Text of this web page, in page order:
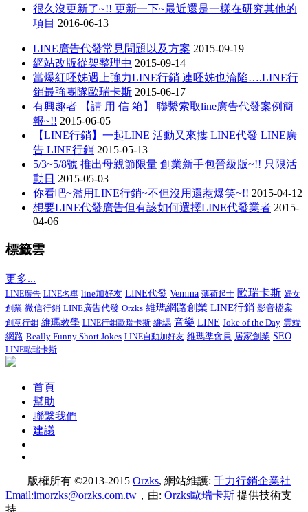
很久沒更新了~!! 更新一下~最近還是一樣在研究其他的
項目 2016-06-13
LINE廣告代發常見問題以及方案 2015-09-19
網站改版從架整理中 2015-09-14
當爆紅呸姊遇上強力LINE行銷 連呸姊也淪陷….LINE行
銷最強團隊歐瑞卡斯 2015-06-17
有興趣者 【請 用 信 箱】 聯繫索取line廣告代發案例簡
報~!! 2015-06-05
【LINE行銷】一起LINE 活動又來摟 LINE代發 LINE廣
告 LINE行銷 2015-05-13
5/3~5/8號 推出母親節限量 創業新手包晉級版~!! 只限活
動日 2015-05-03
你看吧~濫用LINE行銷~不但沒用還惹爆笑~!! 2015-04-12
想要LINE代發廣告但有該如何選擇LINE代發業者 2015-
04-06
標籤雲
更多...
LINE廣告 LINE名單 line加好友 LINE代發 Vemma 薄荷起士 歐瑞卡斯 婦女
創業 微信行銷 LINE廣告代發 Orzks 維瑪網路創業 LINE行銷 影音檔案
創意行銷 維瑪教學 LINE行銷歐瑞卡斯 維瑪 音樂 LINE Joke of the Day 雲端
網路 Really Funny Short Jokes LINE自動加好友 維瑪準會員 居家創業 SEO
LINE歐瑞卡斯
首頁
幫助
聯繫我們
建議
版權所有 ©2013-2015 Orzks, 網站維護: 千力行銷企業社
Email:imorzks@orzks.com.tw ，由: Orzks歐瑞卡斯 提供技術支
持。